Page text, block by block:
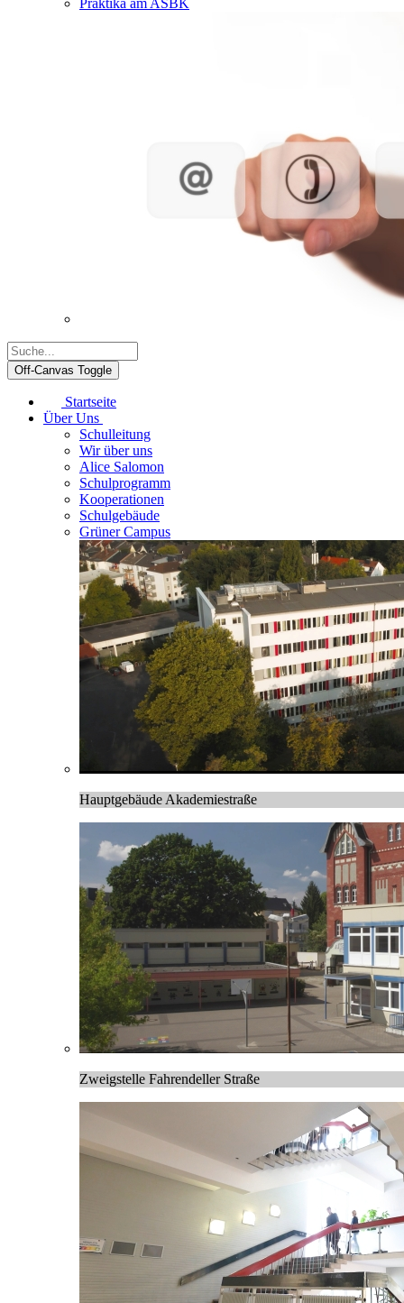
Praktika am ASBK
Off-Canvas Toggle
Startseite
Über Uns
Schulleitung
Wir über uns
Alice Salomon
Schulprogramm
Kooperationen
Schulgebäude
Grüner Campus
Hauptgebäude Akademiestraße
Zweigstelle Fahrendeller Straße